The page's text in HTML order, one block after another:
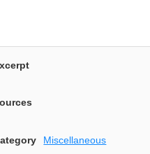
Miscellaneous